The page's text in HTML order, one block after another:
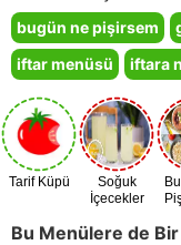
bugün ne pişirsem
iftar menüsü
iftara
Tarif Küpü
Soğuk
İçecekler
Bu Menülere de Bir